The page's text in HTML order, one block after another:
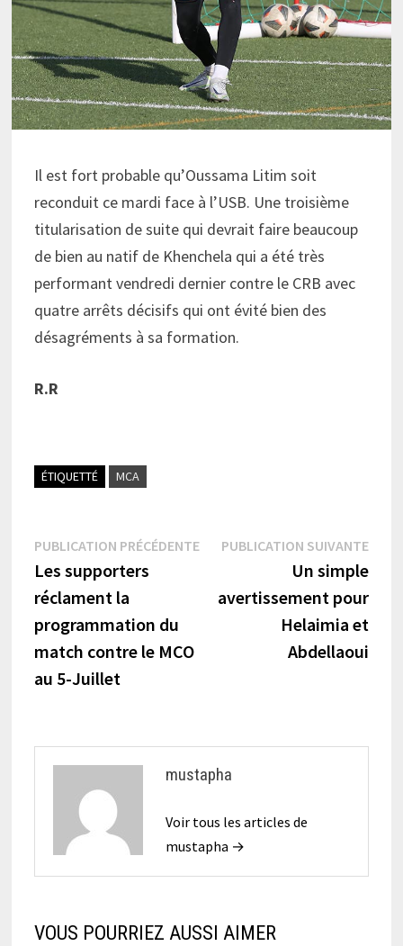
Il est fort probable qu’Oussama Litim soit
reconduit ce mardi face à l’USB. Une troisième
titularisation de suite qui devrait faire beaucoup
de bien au natif de Khenchela qui a été très
performant vendredi dernier contre le CRB avec
quatre arrêts décisifs qui ont évité bien des
désagréments à sa formation.
R.R
ÉTIQUETTÉ MCA
Navigation
de
l’article
PUBLICATION PRÉCÉDENTEPublication
Les supporters
réclament la
programmation du
match contre le MCO
au 5-Juillet
PUBLICATION SUIVANTE
Un simple
avertissement pour
Helaimia et
Abdellaoui
mustapha
Voir tous les articles de
mustapha →
VOUS POURRIEZ AUSSI AIMER